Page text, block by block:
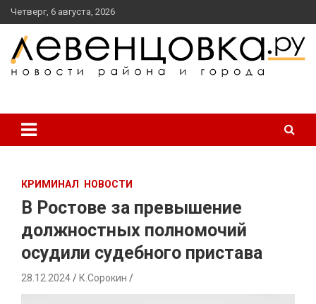
перейти
к
содержанию
Четверг, 6 августа, 2026
КРИМИНАЛ НОВОСТИ
В Ростове за превышение
должностных полномочий
осудили судебного пристава
28.12.2024 К.Сорокин